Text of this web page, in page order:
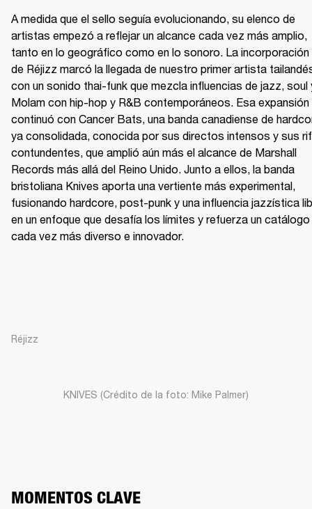
A medida que el sello seguía evolucionando, su elenco de
artistas empezó a reflejar un alcance cada vez más amplio,
tanto en lo geográfico como en lo sonoro. La incorporación
de Réjizz marcó la llegada de nuestro primer artista
con un sonido thai-funk que mezcla influencias de jazz, soul
Molam con hip-hop y R&B contemporáneos. Esa expansión
continuó con Cancer Bats, una banda canadiense de
ya consolidada, conocida por sus directos intensos y sus
contundentes, que amplió aún más el alcance de Marshall
Records más allá del Reino Unido. Junto a ellos, la banda
bristoliana Knives aporta una vertiente más experimental,
fusionando hardcore, post-punk y una influencia jazzística
en un enfoque que desafía los límites y refuerza un catálogo
cada vez más diverso e innovador.
Réjizz
KNIVES (Crédito de la foto: Mike Palmer)
MOMENTOS CLAVE